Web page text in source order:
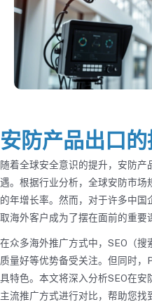
安防产品出口
随着全球安全意识的提升，安防
遇。根据行业分析，全球安防市
的年增长率。然而，对于许多中
取海外客户成为了摆在面前的重要
在众多海外推广方式中，SEO（
质量好等优势备受关注。但同时
具特色。本文将深入分析SEO在
主流推广方式进行对比，帮助您找